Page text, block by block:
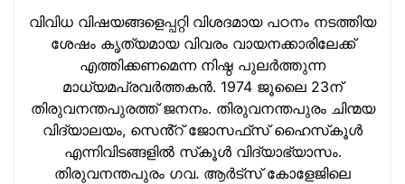
വിവിധ വിഷയങ്ങളെപ്പറ്റി വിശദമായ പഠനം നടത്തിയ
ശേഷം കൃത്യമായ വിവരം വായനക്കാരിലേക്ക്
എത്തിക്കണമെന്ന നിഷ്ഠ പുലര്‍ത്തുന്ന
മാധ്യമപ്രവര്‍ത്തകന്‍. 1974 ജൂലൈ 23ന്
തിരുവനന്തപുരത്ത് ജനനം. തിരുവനന്തപുരം ചിന്മയ
വിദ്യാലയം, സെൻ്റ് ജോസഫ്‌സ് ഹൈസ്‌കൂള്‍
എന്നിവിടങ്ങളില്‍ സ്‌കൂള്‍ വിദ്യാഭ്യാസം.
തിരുവനന്തപുരം ഗവ. ആര്‍ട്‌സ് കോളേജിലെ